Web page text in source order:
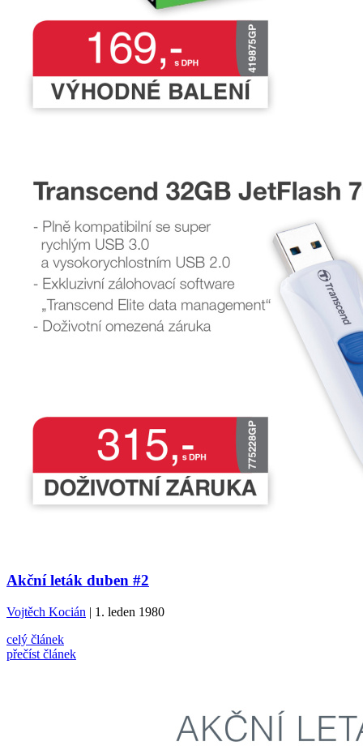
Akční leták duben #2
Vojtěch Kocián | 1. leden 1980
celý článek
přečíst článek